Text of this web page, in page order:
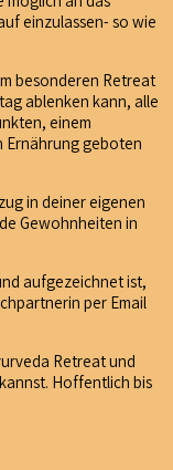
einzulassen- so wie
besonderen Retreat
ablenken kann, alle
einem
Ernährung geboten
in deiner eigenen
Gewohnheiten in
aufgezeichnet ist,
per Email
Retreat und
Hoffentlich bis